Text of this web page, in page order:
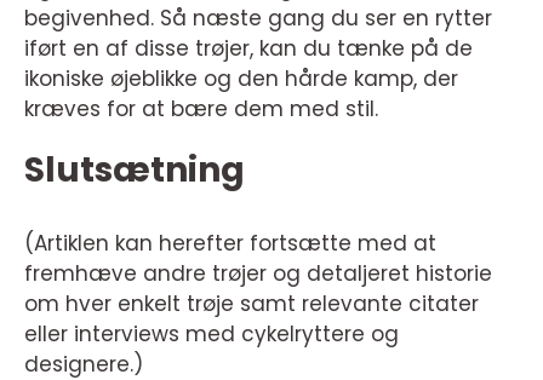
begivenhed. Så næste gang du ser en rytter
iført en af disse trøjer, kan du tænke på de
ikoniske øjeblikke og den hårde kamp, der
kræves for at bære dem med stil.
Slutsætning
(Artiklen kan herefter fortsætte med at
fremhæve andre trøjer og detaljeret historie
om hver enkelt trøje samt relevante citater
eller interviews med cykelryttere og
designere.)